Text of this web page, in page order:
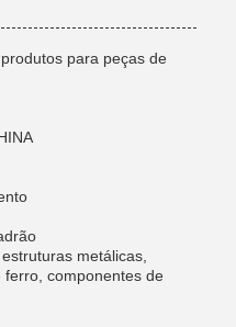
para peças de
metálicas,
componentes de